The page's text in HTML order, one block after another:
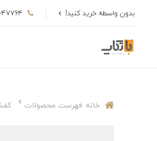
بدون واسطه خرید کنید! 47764
خانه فهرست محصولات